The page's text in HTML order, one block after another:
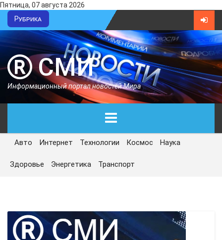
Пятница, 07 августа 2026
Рубрика
СМИ
Информационный портал новостей Мира
ГЛАВНАЯ
СЕГОДНЯ
ЭКОНОМИКА
Авто Интернет Технологии Космос Наука
Здоровье Энергетика Транспорт